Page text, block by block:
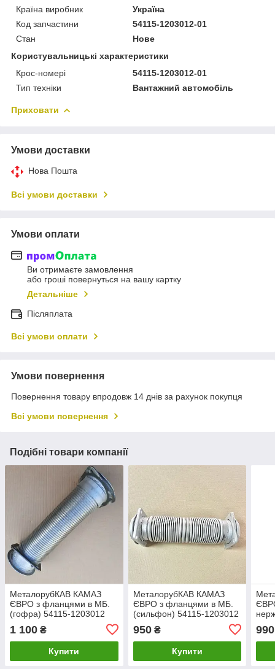
Країна виробник
Україна
Код запчастини
54115-1203012-01
Стан
Нове
Користувальницькі характеристики
Крос-номері
54115-1203012-01
Тип техніки
Вантажний автомобіль
Приховати
Умови доставки
Нова Пошта
Всі умови доставки
Умови оплати
Ви отримаєте замовлення
або гроші повернуться на вашу картку
Детальніше
Післяплата
Всі умови оплати
Умови повернення
Повернення товару впродовж 14 днів за рахунок покупця
Всі умови повернення
Подібні товари компанії
МеталорубКАВ КАМАЗ
ЄВРО з фланцями в МБ.
(гофра) 54115-1203012
1 100 ₴
Купити
МеталорубКАВ КАМАЗ
ЄВРО з фланцями в МБ.
(сильфон) 54115-1203012
950₴
Купити
990